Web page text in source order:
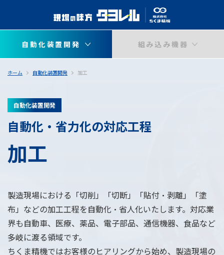
自動化装置開発 組み込み機器
ホーム 自動化装置開発 加工
自動化装置開発
自動化・省力化の対応工程
加工
製造現場における「切削」「切断」「貼付・剥離」「塗
布」などの加工工程を自動化・省人化いたします。対応業
界も自動車、医療、薬品、電子部品、通信機器、食品など
多岐に渡る領域です。
ちくま精機ではお客様のヒアリングから始め、製造現場の